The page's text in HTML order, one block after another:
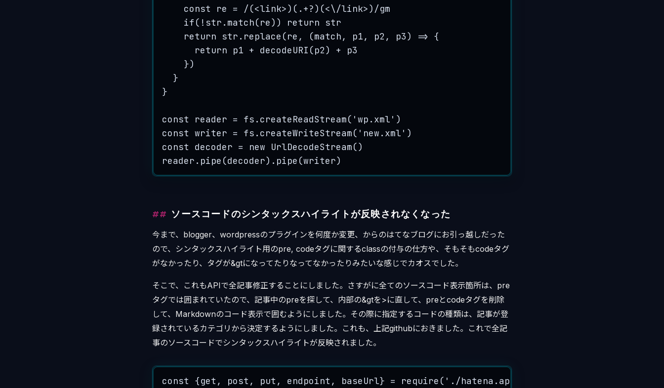
const
re = /(<link>)( . +?)(<\/link>) /gm
if ( ! str . match(re)) return
str
return
str . replace (re , (match, p1, p2 , p3) => {
return
p1 + decodeURI (p2) +
p3
})
}
}
const reader = fs . createReadStream( 'wp.xml ' )
const writer = fs . createWriteStream( ' new.xml ' )
const
decoder = new UrlDecodeStream()
reader . pipe (decoder) . pipe (writer)
ソースコードのシンタックスハイライトが反映されなくなった
今まで、blogger、wordpressのプラグインを何度か変更、からのはてなブログにお引っ越しだった
ので、シンタックスハイライト用のpre, codeタグに関するclassの付与の仕方や、そもそもcodeタグ
がなかったり、タグが&gtになってたりなってなかったりみたいな感じでカオスでした。
そこで、これもAPIで全記事修正することにしました。さすがに全てのソースコード表示箇所は、pre
タグでは囲まれていたので、記事中のpreを探して、内部の&gtを>に直して、preとcodeタグを削除
して、Markdownのコード表示で囲むようにしました。その際に指定するコードの種類は、記事が登
録されているカテゴリから決定するようにしました。これも、上記githubにおきました。これで全記
事のソースコードでシンタックスハイライトが反映されました。
const {get , post , put , endpoint , baseUrl} = require ( ' ./hatena.api